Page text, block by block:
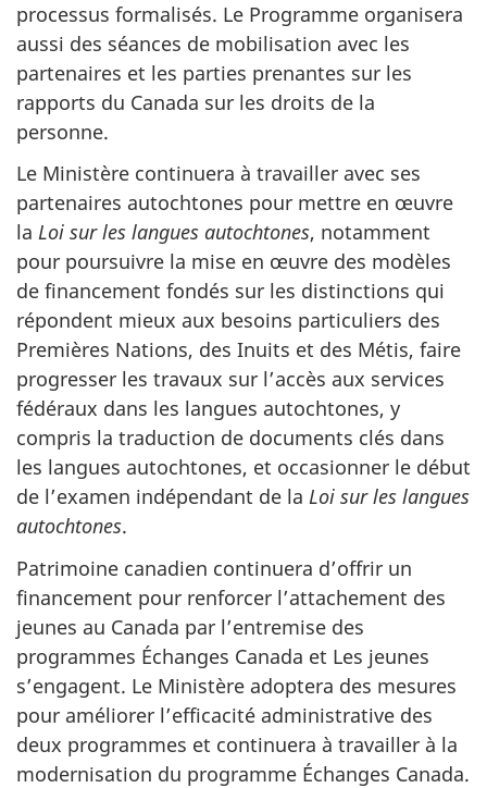
processus formalisés. Le Programme organisera
aussi des séances de mobilisation avec les
partenaires et les parties prenantes sur les
rapports du Canada sur les droits de la
personne.
Le Ministère continuera à travailler avec ses
partenaires autochtones pour mettre en œuvre
la Loi sur les langues autochtones, notamment
pour poursuivre la mise en œuvre des modèles
de financement fondés sur les distinctions qui
répondent mieux aux besoins particuliers des
Premières Nations, des Inuits et des Métis, faire
progresser les travaux sur l’accès aux services
fédéraux dans les langues autochtones, y
compris la traduction de documents clés dans
les langues autochtones, et occasionner le début
de l’examen indépendant de la Loi sur les langues
autochtones.
Patrimoine canadien continuera d’offrir un
financement pour renforcer l’attachement des
jeunes au Canada par l’entremise des
programmes Échanges Canada et Les jeunes
s’engagent. Le Ministère adoptera des mesures
pour améliorer l’efficacité administrative des
deux programmes et continuera à travailler à la
modernisation du programme Échanges Canada.